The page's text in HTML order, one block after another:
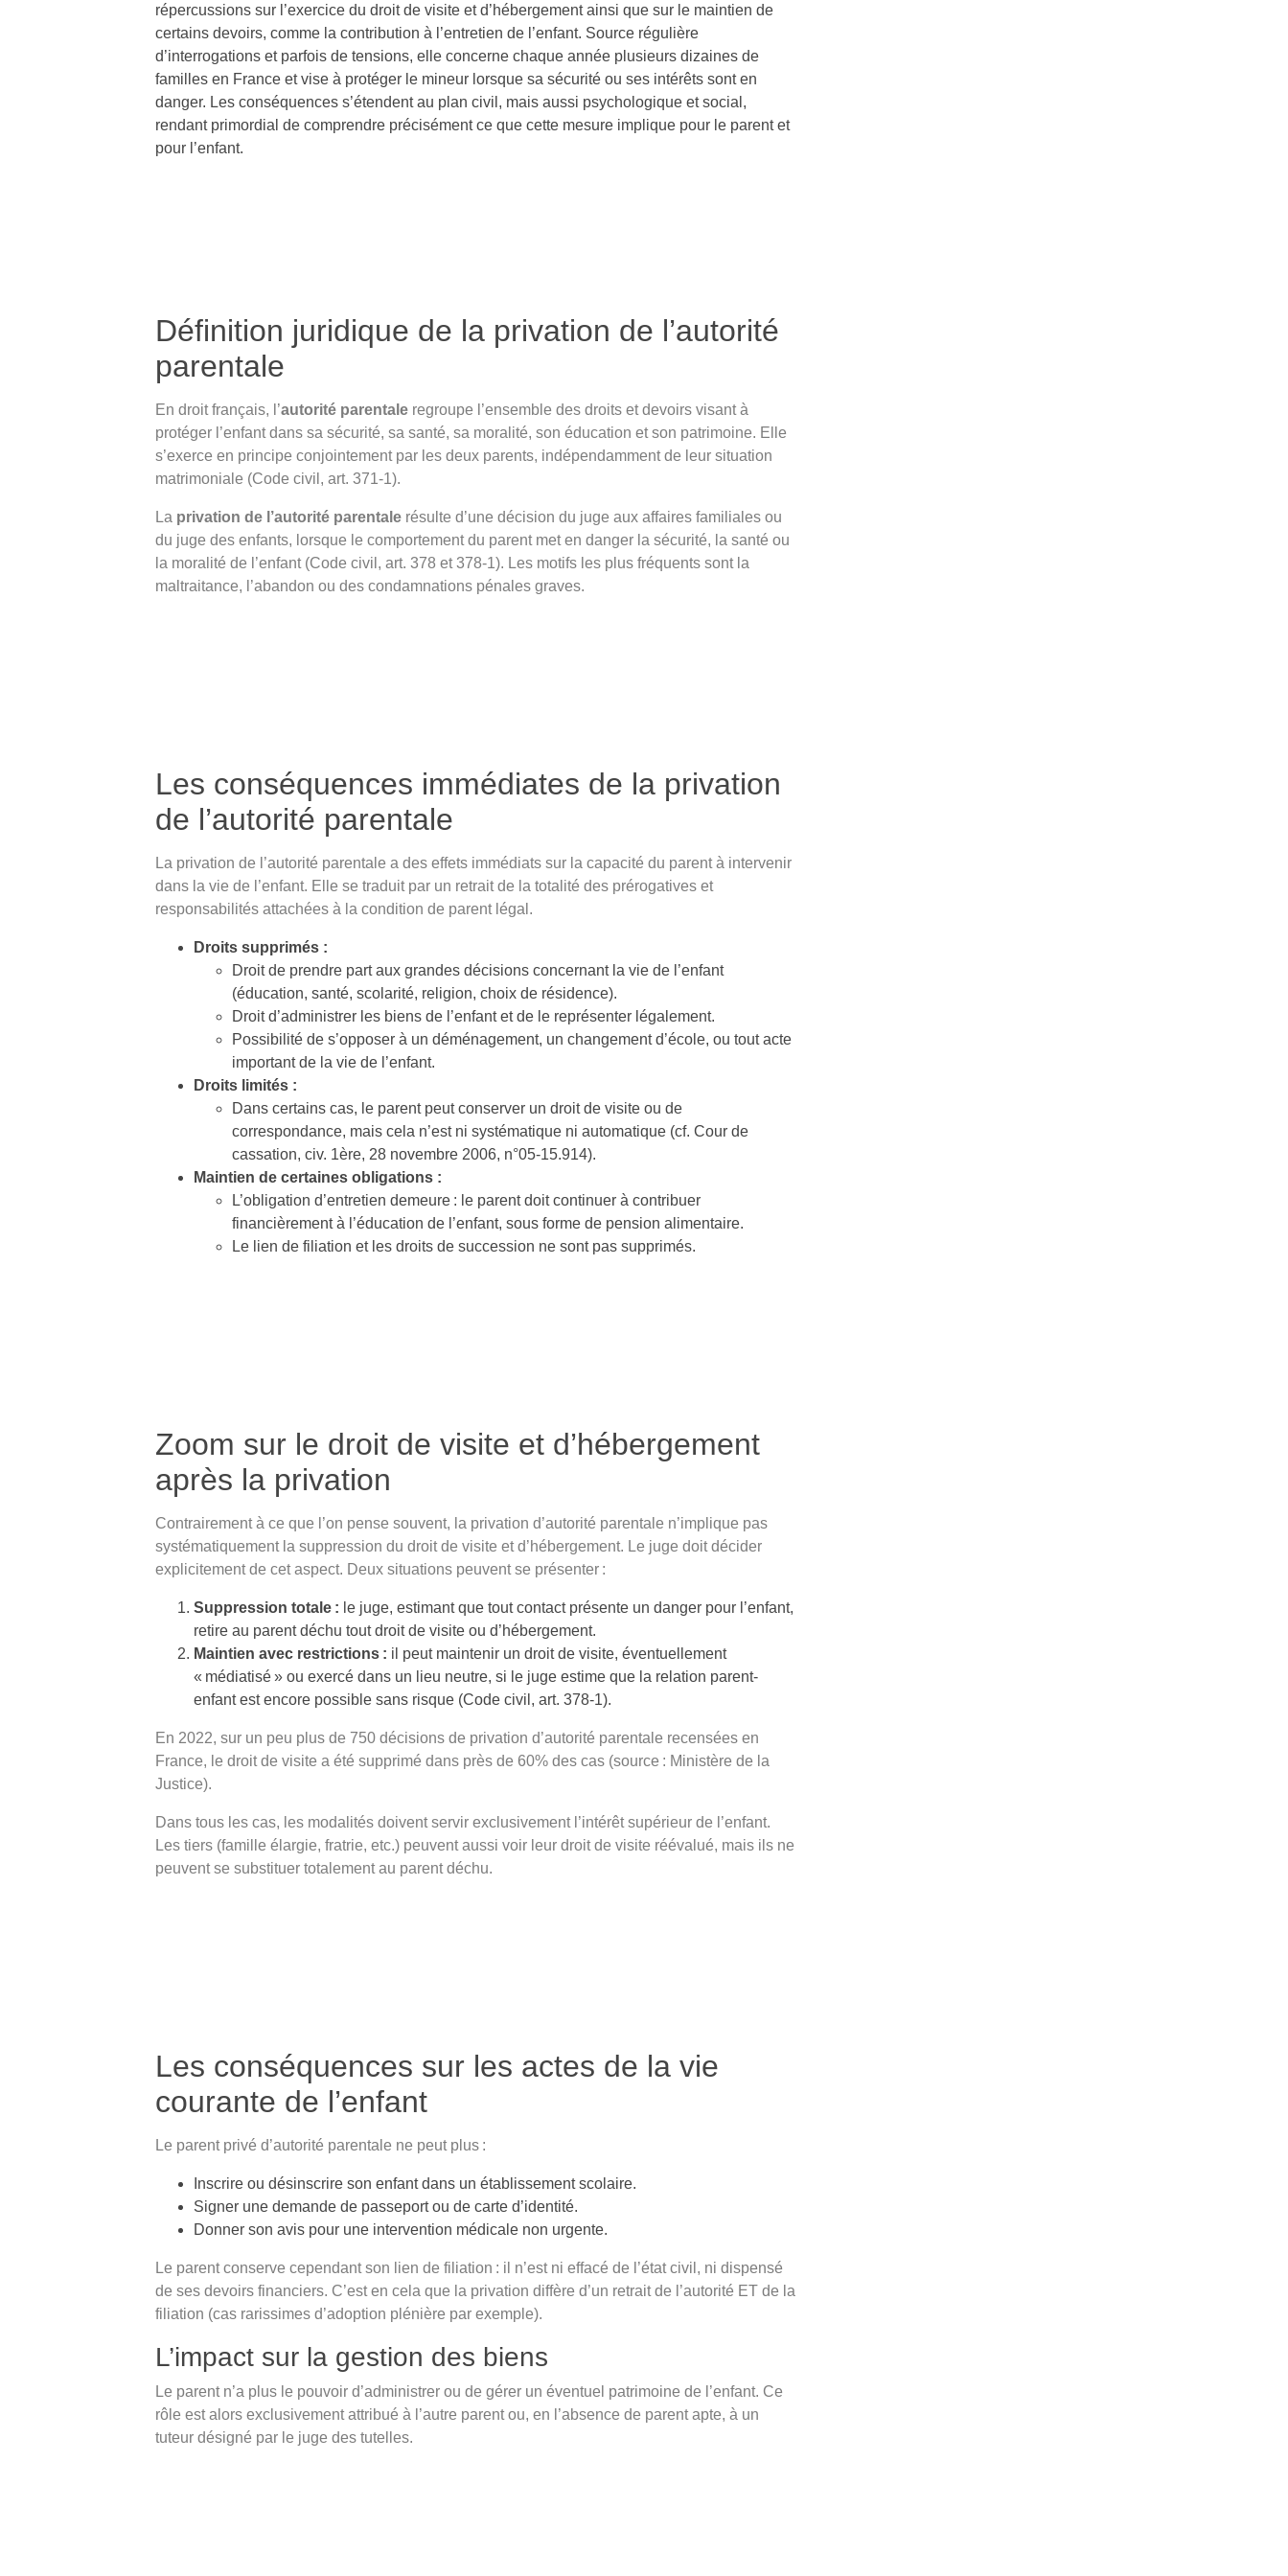
répercussions sur l’exercice du droit de visite et d’hébergement ainsi que sur le maintien de
certains devoirs, comme la contribution à l’entretien de l’enfant. Source régulière
d’interrogations et parfois de tensions, elle concerne chaque année plusieurs dizaines de
familles en France et vise à protéger le mineur lorsque sa sécurité ou ses intérêts sont en
danger. Les conséquences s’étendent au plan civil, mais aussi psychologique et social,
rendant primordial de comprendre précisément ce que cette mesure implique pour le parent et
pour l’enfant.
Définition juridique de la privation de l’autorité
parentale
En droit français, l’autorité parentale regroupe l’ensemble des droits et devoirs visant à
protéger l’enfant dans sa sécurité, sa santé, sa moralité, son éducation et son patrimoine. Elle
s’exerce en principe conjointement par les deux parents, indépendamment de leur situation
matrimoniale (Code civil, art. 371-1).
La privation de l’autorité parentale résulte d’une décision du juge aux affaires familiales ou
du juge des enfants, lorsque le comportement du parent met en danger la sécurité, la santé ou
la moralité de l’enfant (Code civil, art. 378 et 378-1). Les motifs les plus fréquents sont la
maltraitance, l’abandon ou des condamnations pénales graves.
Les conséquences immédiates de la privation
de l’autorité parentale
La privation de l’autorité parentale a des effets immédiats sur la capacité du parent à intervenir
dans la vie de l’enfant. Elle se traduit par un retrait de la totalité des prérogatives et
responsabilités attachées à la condition de parent légal.
Droits supprimés :
Droit de prendre part aux grandes décisions concernant la vie de l’enfant
(éducation, santé, scolarité, religion, choix de résidence).
Droit d’administrer les biens de l’enfant et de le représenter légalement.
Possibilité de s’opposer à un déménagement, un changement d’école, ou tout acte
important de la vie de l’enfant.
Droits limités :
Dans certains cas, le parent peut conserver un droit de visite ou de
correspondance, mais cela n’est ni systématique ni automatique (cf. Cour de
cassation, civ. 1ère, 28 novembre 2006, n°05-15.914).
Maintien de certaines obligations :
L’obligation d’entretien demeure : le parent doit continuer à contribuer
financièrement à l’éducation de l’enfant, sous forme de pension alimentaire.
Le lien de filiation et les droits de succession ne sont pas supprimés.
Zoom sur le droit de visite et d’hébergement
après la privation
Contrairement à ce que l’on pense souvent, la privation d’autorité parentale n’implique pas
systématiquement la suppression du droit de visite et d’hébergement. Le juge doit décider
explicitement de cet aspect. Deux situations peuvent se présenter :
Suppression totale : le juge, estimant que tout contact présente un danger pour l’enfant,
retire au parent déchu tout droit de visite ou d’hébergement.
Maintien avec restrictions : il peut maintenir un droit de visite, éventuellement
« médiatisé » ou exercé dans un lieu neutre, si le juge estime que la relation parent-
enfant est encore possible sans risque (Code civil, art. 378-1).
En 2022, sur un peu plus de 750 décisions de privation d’autorité parentale recensées en
France, le droit de visite a été supprimé dans près de 60% des cas (source : Ministère de la
Justice).
Dans tous les cas, les modalités doivent servir exclusivement l’intérêt supérieur de l’enfant.
Les tiers (famille élargie, fratrie, etc.) peuvent aussi voir leur droit de visite réévalué, mais ils ne
peuvent se substituer totalement au parent déchu.
Les conséquences sur les actes de la vie
courante de l’enfant
Le parent privé d’autorité parentale ne peut plus :
Inscrire ou désinscrire son enfant dans un établissement scolaire.
Signer une demande de passeport ou de carte d’identité.
Donner son avis pour une intervention médicale non urgente.
Le parent conserve cependant son lien de filiation : il n’est ni effacé de l’état civil, ni dispensé
de ses devoirs financiers. C’est en cela que la privation diffère d’un retrait de l’autorité ET de la
filiation (cas rarissimes d’adoption plénière par exemple).
L’impact sur la gestion des biens
Le parent n’a plus le pouvoir d’administrer ou de gérer un éventuel patrimoine de l’enfant. Ce
rôle est alors exclusivement attribué à l’autre parent ou, en l’absence de parent apte, à un
tuteur désigné par le juge des tutelles.